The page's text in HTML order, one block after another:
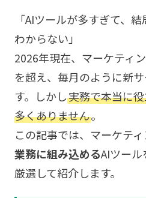
「AIツールが多すぎて、
わからない」
2026年現在、マーケティ
を超え、毎月のように新
す。しかし実務で本当に
多くありません。
この記事では、マーケテ
業務に組み込めるAIツー
厳選して紹介します。